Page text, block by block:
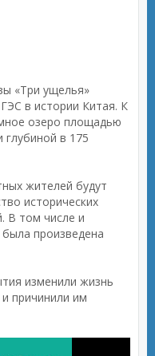
«Три ущелья»
в истории Китая. К
озеро площадью
глубиной в 175
жителей будут
исторических
В том числе и
произведена
изменили жизнь
причинили им